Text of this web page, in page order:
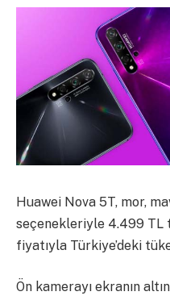
Huawei Nova 5T, mor,
seçenekleriyle 4.499 TL
fiyatıyla Türkiye’deki
Ön kamerayı ekranın